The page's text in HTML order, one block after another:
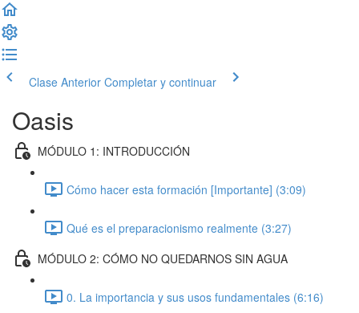
Clase Anterior Completar y continuar
Oasis
MÓDULO 1: INTRODUCCIÓN
Cómo hacer esta formación [Importante] (3:09)
Qué es el preparacionismo realmente (3:27)
MÓDULO 2: CÓMO NO QUEDARNOS SIN AGUA
0. La importancia y sus usos fundamentales (6:16)